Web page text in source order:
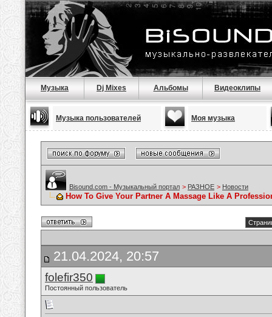
Музыка Dj Mixes Альбомы Видеоклипы
Музыка пользователей Моя музыка
Bisound.com - Музыкальный портал > РАЗНОЕ > Новости
How To Give Your Partner A Massage Like A
21.04.2024, 20:57
folefir350
Постоянный пользователь